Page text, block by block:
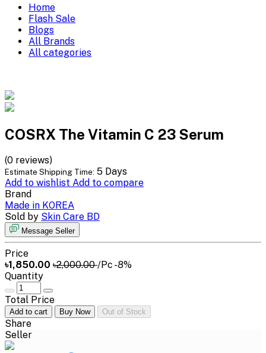
Home
Flash Sale
Blogs
All Brands
All categories
COSRX The Vitamin C 23 Serum
(0 reviews)
Estimate Shipping Time: 5 Days
Add to wishlist Add to compare
Brand
Made in KOREA
Sold by Skin Care BD
Message Seller
Price
৳1,850.00 ৳2,000.00/Pc -8%
Quantity
Total Price
Add to cart Buy Now Out of Stock
Share
Seller